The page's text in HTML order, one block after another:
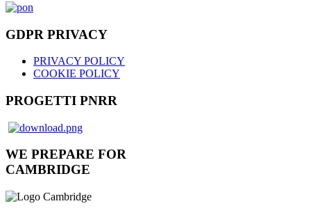
GDPR PRIVACY
PRIVACY POLICY
COOKIE POLICY
PROGETTI PNRR
WE PREPARE FOR
CAMBRIDGE